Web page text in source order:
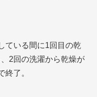
ている間に1回目の乾
2回の洗濯から乾燥が
終了。